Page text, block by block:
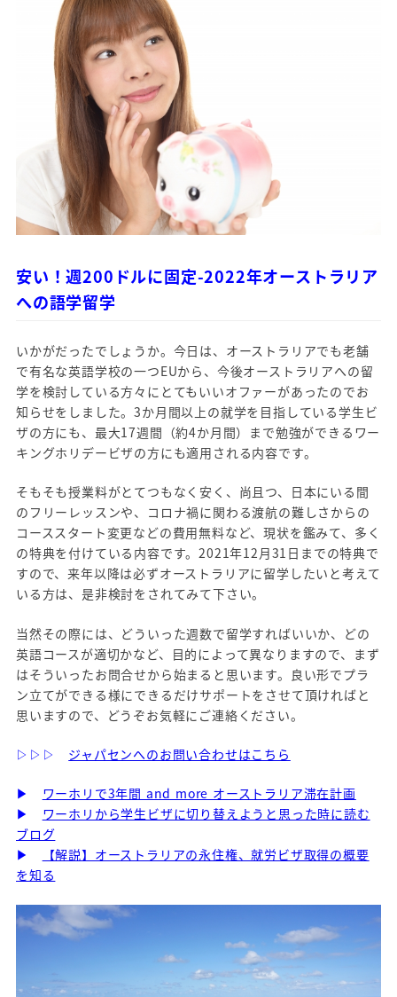
安い！週200ドルに固定-2022年オーストラリア
への語学留学
いかがだったでしょうか。今日は、オーストラリアでも老舗
で有名な英語学校の一つEUから、今後オーストラリアへの留
学を検討している方々にとてもいいオファーがあったのでお
知らせをしました。3か月間以上の就学を目指している学生ビ
ザの方にも、最大17週間（約4か月間）まで勉強ができるワー
キングホリデービザの方にも適用される内容です。
そもそも授業料がとてつもなく安く、尚且つ、日本にいる間
のフリーレッスンや、コロナ禍に関わる渡航の難しさからの
コーススタート変更などの費用無料など、現状を鑑みて、多く
の特典を付けている内容です。2021年12月31日までの特典で
すので、来年以降は必ずオーストラリアに留学したいと考えて
いる方は、是非検討をされてみて下さい。
当然その際には、どういった週数で留学すればいいか、どの
英語コースが適切かなど、目的によって異なりますので、まず
はそういったお問合せから始まると思います。良い形でプラ
ン立てができる様にできるだけサポートをさせて頂ければと
思いますので、どうぞお気軽にご連絡ください。
▷▷▷ ジャパセンへのお問い合わせはこちら
▶
ワーホリで3年間 and more オーストラリア滞在計画
▶
ワーホリから学生ビザに切り替えようと思った時に読む
ブログ
▶
【解説】オーストラリアの永住権、就労ビザ取得の概要
を知る